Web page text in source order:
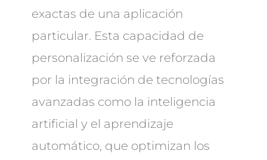
exactas de una aplicación
particular. Esta capacidad de
personalización se ve reforzada
por la integración de tecnologías
avanzadas como la inteligencia
artificial y el aprendizaje
automático, que optimizan los